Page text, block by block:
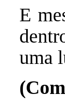
E
uma